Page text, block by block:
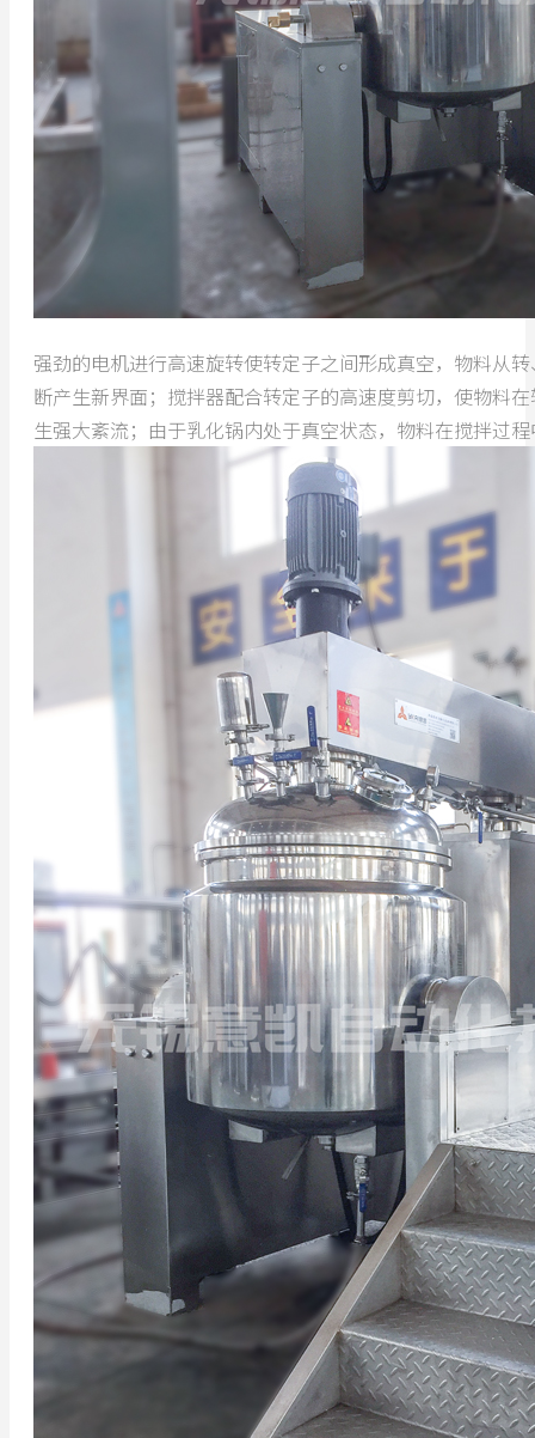
强劲的电机进行高速旋转使转定子之间形成真空，物料从
断产生新界面；搅拌器配合转定子的高速度剪切，使物料
生强大紊流；由于乳化锅内处于真空状态，物料在搅拌过